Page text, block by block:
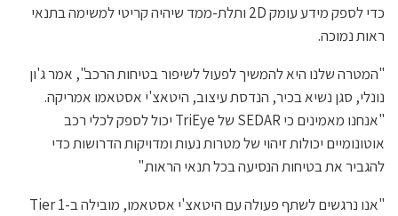
כדי לספק מידע עומק 2D ותלת-ממד שיהיה קריטי למשימה בתנאי
ראות נמוכה.
"המטרה שלנו היא להמשיך לפעול לשיפור בטיחות הרכב", אמר ג'ון
נונלי, סגן נשיא בכיר, הנדסת עיצוב, היטאצ'י אסטאמו אמריקה.
"אנחנו מאמינים כי SEDAR של TriEye יכול לספק לכלי רכב
אוטונומיים יכולות זיהוי של מטרות נעות ומדויקות הדרושות כדי
להגביר את בטיחות הנסיעה בכל תנאי הראות."
"אנו נרגשים לשתף פעולה עם היטאצ'י אסטאמו, מובילה ב-Tier 1